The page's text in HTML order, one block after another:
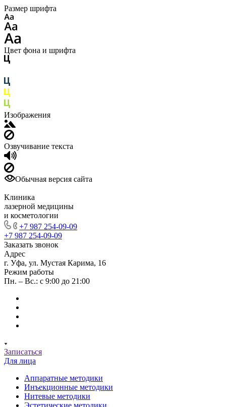
Размер шрифта
Цвет фона и шрифта
Изображения
Озвучивание текста
Обычная версия сайта
Клиника
лазерной медицины
и косметологии
+7 987 254-09-09
+7 987 254-09-09
Заказать звонок
Адрес
г. Уфа, ул. Мустая Карима, 16
Режим работы
Пн. – Вс.: с 9:00 до 21:00
Записаться
Для лица
Аппаратные методики
Инъекционные методики
Нитевые методики
Эстетические методики